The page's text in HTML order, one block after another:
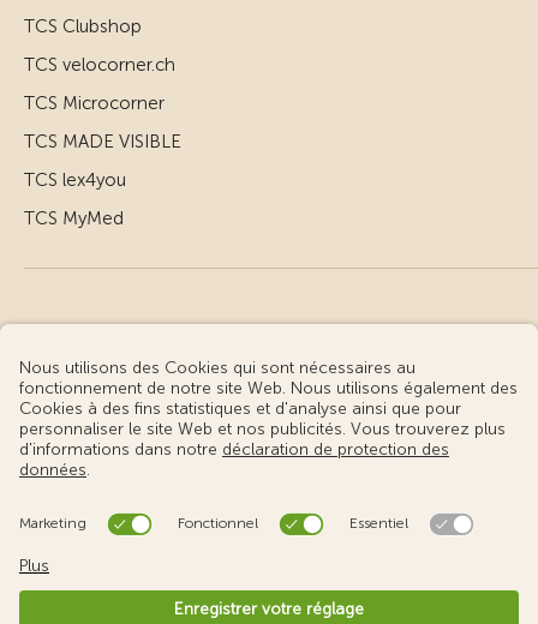
TCS Clubshop
TCS velocorner.ch
TCS Microcorner
TCS MADE VISIBLE
TCS lex4you
TCS MyMed
Conditions d’utilisation – informations juridiques
Gestion des cookies